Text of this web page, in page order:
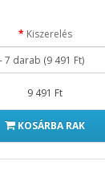
Kiszerelés
9 491 Ft
KOSÁRBA RAK